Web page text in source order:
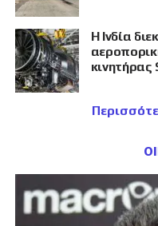
Η Ινδία
κινητήρας